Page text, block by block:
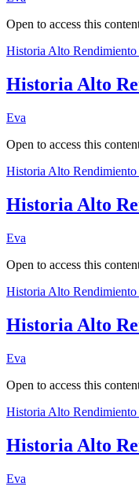
Open to access this
Historia Alto
Historia Alto
Eva
Open to access this
Historia Alto
Historia Alto
Eva
Open to access this
Historia Alto
Historia Alto
Eva
Open to access this
Historia Alto
Historia Alto
Eva